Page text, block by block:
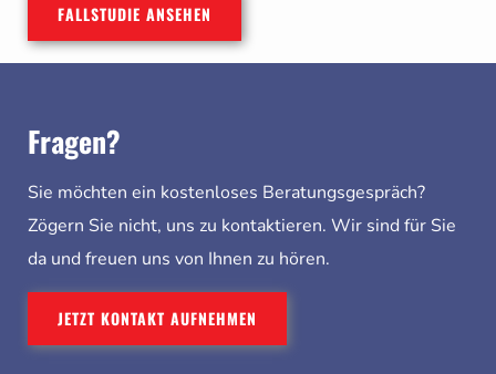
FALLSTUDIE ANSEHEN
Fragen?
Sie möchten ein kostenloses Beratungsgespräch?
Zögern Sie nicht, uns zu kontaktieren. Wir sind für Sie
da und freuen uns von Ihnen zu hören.
JETZT KONTAKT AUFNEHMEN